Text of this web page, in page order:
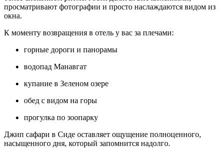
просматривают фотографии и просто наслаждаются видом из
окна.
К моменту возвращения в отель у вас за плечами:
горные дороги и панорамы
водопад Манавгат
купание в Зеленом озере
обед с видом на горы
прогулка по зоопарку
Джип сафари в Сиде оставляет ощущение полноценного,
насыщенного дня, который запомнится надолго.